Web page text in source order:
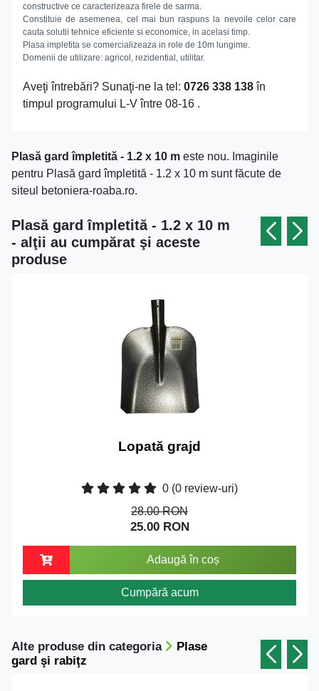
constructive ce caracterizeaza firele de sarma.
Constituie de asemenea, cel mai bun raspuns la nevoile celor care
cauta solutii tehnice eficiente si economice, in acelasi timp.
Plasa impletita se comercializeaza in role de 10m lungime.
Domenii de utilizare: agricol, rezidential, utilitar.
Aveţi întrebări? Sunaţi-ne la tel: 0726 338 138în
timpul programului L-V între 08-16 .
Plasă gard împletită - 1.2 x 10 m este nou. Imaginile
pentru Plasă gard împletită - 1.2 x 10 m sunt făcute de
siteul betoniera-roaba.ro.
Plasă gard împletită - 1.2 x 10 m
- alţii au cumpărat şi aceste
produse
Lopată grajd
0 (0 review-uri)
28.00 RON
25.00 RON
Adaugă în coș
Cumpără acum
Alte produse din categoria
Plase
gard şi rabiţz